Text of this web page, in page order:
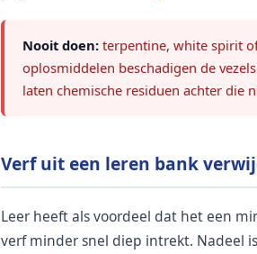
Nooit doen: terpentine, white spirit
oplosmiddelen beschadigen de
laten chemische residuen achter die
Verf uit een leren bank
Leer heeft als voordeel dat het een
verf minder snel diep intrekt. Nadeel